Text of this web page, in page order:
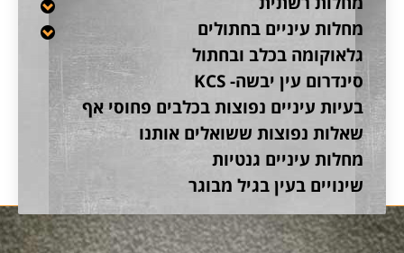
מחלות עיניים בחתולים
גלאוקומה בכלב ובחתול
סינדרום עין יבשה- KCS
בעיות עיניים נפוצות בכלבים פחוסי אף
שאלות נפוצות ששואלים אותנו
מחלות עיניים גנטיות
שינויים בעין בגיל מבוגר